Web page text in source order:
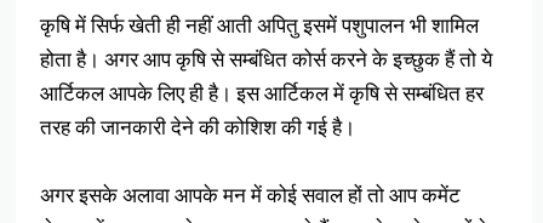
कृषि में सिर्फ खेती ही नहीं आती अपितु इसमें पशुपालन भी शामिल
होता है। अगर आप कृषि से सम्बंधित कोर्स करने के इच्छुक हैं तो ये
आर्टिकल आपके लिए ही है। इस आर्टिकल में कृषि से सम्बंधित हर
तरह की जानकारी देने की कोशिश की गई है।
अगर इसके अलावा आपके मन में कोई सवाल हों तो आप कमेंट